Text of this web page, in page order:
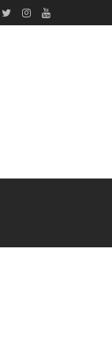
ARTICLES